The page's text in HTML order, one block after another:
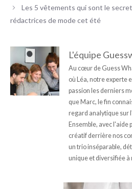
Les 5 vêtements qui sont le
rédactrices de mode cet été
L'équipe
Au cœur de Guess
où Léa, notre experte
passion les derniers
que Marc, le fin
regard analytique sur
Ensemble, avec l'aide
créatif derrière nos
un trio inséparable,
unique et diversifiée à